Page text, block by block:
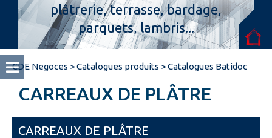
Espace pro
plâtrerie, terrasse, bardage,
parquets, lambris...
CDE Negoces >Catalogues produits >Catalogues Batidoc
CARREAUX DE PLÂTRE
CARREAUX DE PLÂTRE